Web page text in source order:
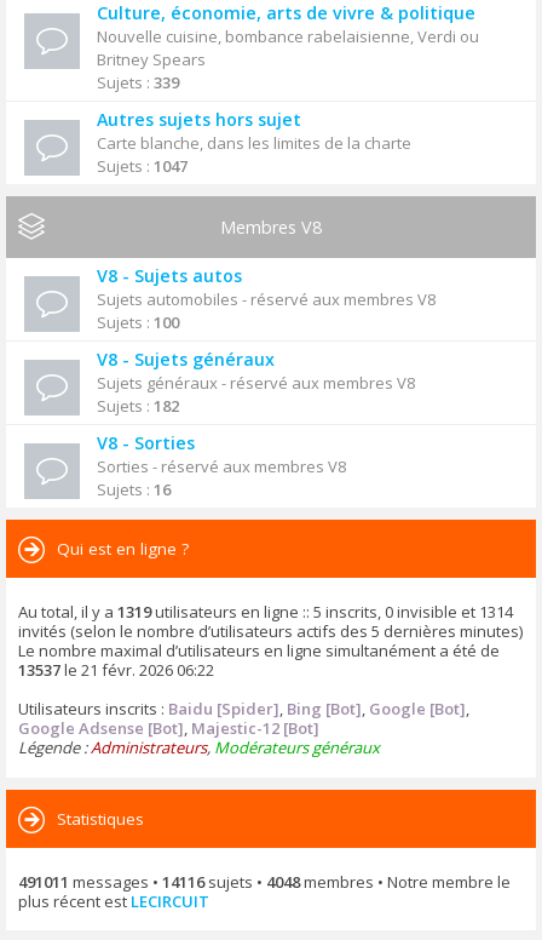
Culture, économie, arts de vivre & politique
Nouvelle cuisine, bombance rabelaisienne, Verdi ou
Britney Spears
Sujets : 339
Autres sujets hors sujet
Carte blanche, dans les limites de la charte
Sujets : 1047
Membres V8
V8 - Sujets autos
Sujets automobiles - réservé aux membres V8
Sujets : 100
V8 - Sujets généraux
Sujets généraux - réservé aux membres V8
Sujets : 182
V8 - Sorties
Sorties - réservé aux membres V8
Sujets : 16
Qui est en ligne ?
Au total, il y a 1319utilisateurs en ligne :: 5 inscrits, 0 invisible et 1314
invités (selon le nombre d’utilisateurs actifs des 5 dernières minutes)
Le nombre maximal d’utilisateurs en ligne simultanément a été de
13537le 21 févr. 2026 06:22
Utilisateurs inscrits : Baidu [Spider], Bing [Bot], Google [Bot],
Google Adsense [Bot], Majestic-12 [Bot]
Légende :Administrateurs, Modérateurs généraux
Statistiques
491011 messages • 14116sujets • 4048membres • Notre membre le
plus récent est LECIRCUIT